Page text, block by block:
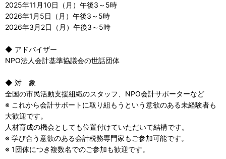
2025年11月10日（月）午後3～5時
2026年1月5日（月）午後3～5時
2026年3月2日（月）午後3～5時
◆ アドバイザー
NPO法人会計基準協議会の世話団体
◆ 対 象
全国の市民活動支援組織のスタッフ、NPO会計サポーターなど
※ これから会計サポートに取り組もうという意欲のある未経験者も
大歓迎です。
人材育成の機会としても位置付けていただいて結構です。
※ 学び合う意欲のある会計税務専門家もご参加可能です。
※ 1団体につき複数名でのご参加も歓迎です。